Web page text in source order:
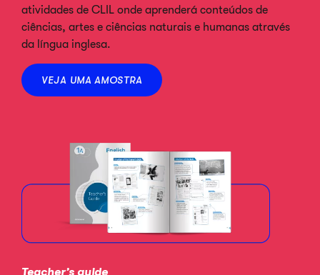
atividades de CLIL onde aprenderá conteúdos de
ciências, artes e ciências naturais e humanas através
da língua inglesa.
VEJA UMA AMOSTRA
Teacher’s guide